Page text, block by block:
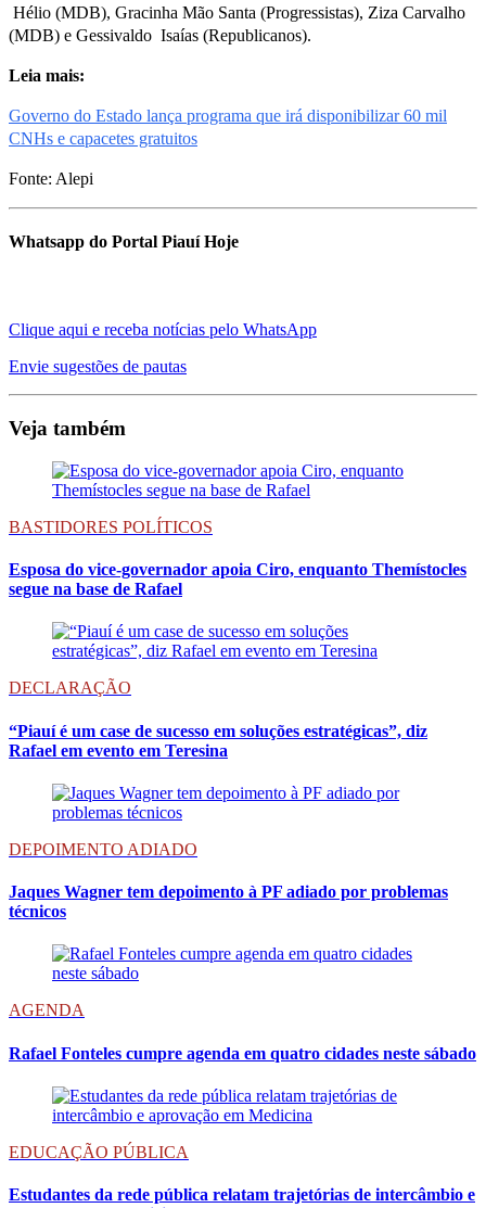
Hélio (MDB), Gracinha Mão Santa (Progressistas), Ziza Carvalho
(MDB) e Gessivaldo Isaías (Republicanos).
Leia mais:
Governo do Estado lança programa que irá disponibilizar 60 mil
CNHs e capacetes gratuitos
Fonte: Alepi
Whatsapp do Portal Piauí Hoje
Clique aqui e receba notícias pelo WhatsApp
Envie sugestões de pautas
Veja também
BASTIDORES POLÍTICOS
Esposa do vice-governador apoia Ciro, enquanto Themístocles
segue na base de Rafael
DECLARAÇÃO
“Piauí é um case de sucesso em soluções estratégicas”, diz
Rafael em evento em Teresina
DEPOIMENTO ADIADO
Jaques Wagner tem depoimento à PF adiado por problemas
técnicos
AGENDA
Rafael Fonteles cumpre agenda em quatro cidades neste sábado
EDUCAÇÃO PÚBLICA
Estudantes da rede pública relatam trajetórias de intercâmbio e